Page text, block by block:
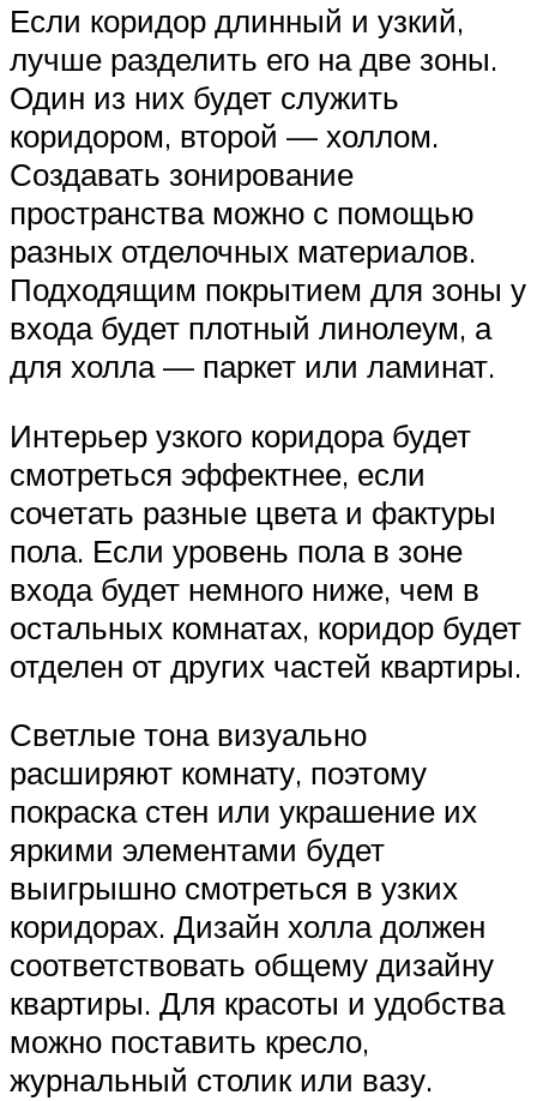
Если коридор длинный и узкий,
лучше разделить его на две зоны.
Один из них будет служить
коридором, второй — холлом.
Создавать зонирование
пространства можно с помощью
разных отделочных материалов.
Подходящим покрытием для зоны у
входа будет плотный линолеум, а
для холла — паркет или ламинат.
Интерьер узкого коридора будет
смотреться эффектнее, если
сочетать разные цвета и фактуры
пола. Если уровень пола в зоне
входа будет немного ниже, чем в
остальных комнатах, коридор будет
отделен от других частей квартиры.
Светлые тона визуально
расширяют комнату, поэтому
покраска стен или украшение их
яркими элементами будет
выигрышно смотреться в узких
коридорах. Дизайн холла должен
соответствовать общему дизайну
квартиры. Для красоты и удобства
можно поставить кресло,
журнальный столик или вазу.